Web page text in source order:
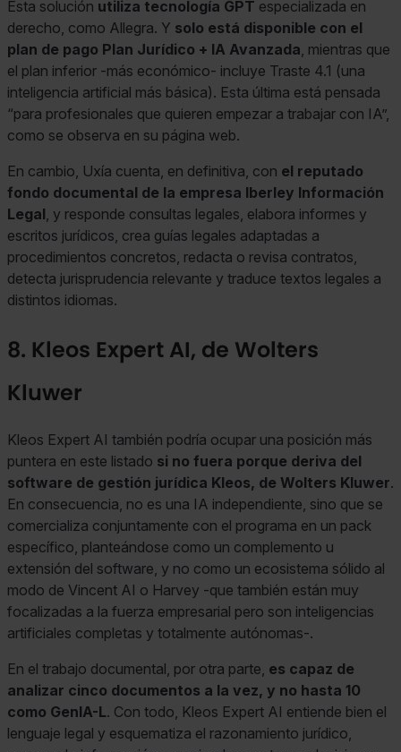
Esta solución utiliza tecnología GPT especializada en
derecho, como Allegra. Y solo está disponible con el
plan de pago Plan Jurídico + IA Avanzada, mientras que
el plan inferior -más económico- incluye Traste 4.1 (una
inteligencia artificial más básica). Esta última está pensada
“para profesionales que quieren empezar a trabajar con IA”,
como se observa en su página web.
En cambio, Uxía cuenta, en definitiva, con el reputado
fondo documental de la empresa Iberley Información
Legal, y responde consultas legales, elabora informes y
escritos jurídicos, crea guías legales adaptadas a
procedimientos concretos, redacta o revisa contratos,
detecta jurisprudencia relevante y traduce textos legales a
distintos idiomas.
8. Kleos Expert AI, de Wolters
Kluwer
Kleos Expert AI también podría ocupar una posición más
puntera en este listado si no fuera porque deriva del
software de gestión jurídica Kleos, de Wolters Kluwer.
En consecuencia, no es una IA independiente, sino que se
comercializa conjuntamente con el programa en un pack
específico, planteándose como un complemento u
extensión del software, y no como un ecosistema sólido al
modo de Vincent AI o Harvey -que también están muy
focalizadas a la fuerza empresarial pero son inteligencias
artificiales completas y totalmente autónomas-.
En el trabajo documental, por otra parte, es capaz de
analizar cinco documentos a la vez, y no hasta 10
como GenIA-L. Con todo, Kleos Expert AI entiende bien el
lenguaje legal y esquematiza el razonamiento jurídico,